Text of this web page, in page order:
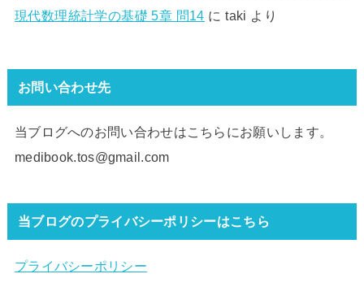
現代数理統計学の基礎 5章 問14 にtaki より
お問い合わせ先
当ブログへのお問い合わせはこちらにお願いします。
medibook.tos@gmail.com
当ブログのプライバシーポリシーはこちら
プライバシーポリシー